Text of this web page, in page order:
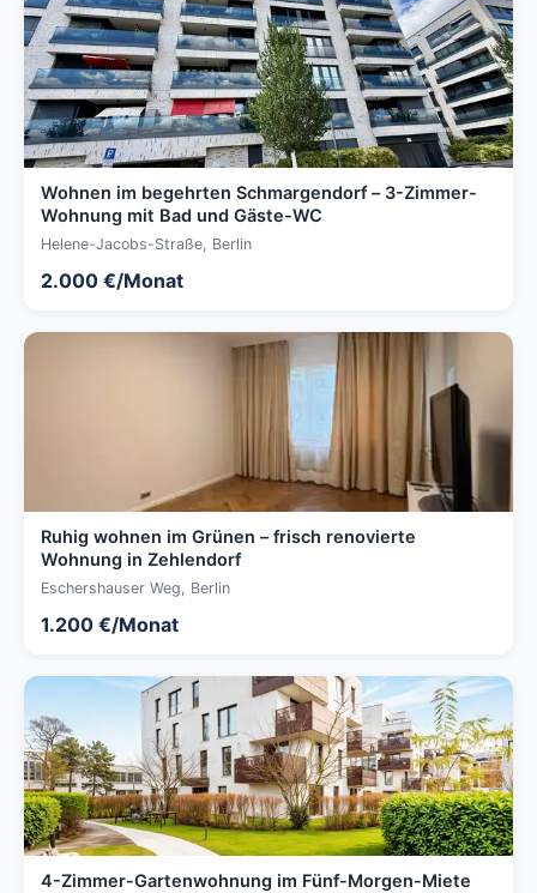
Wohnen im begehrten Schmargendorf – 3-Zimmer-
Wohnung mit Bad und Gäste-WC
Helene-Jacobs-Straße, Berlin
2.000 €/Monat
Ruhig wohnen im Grünen – frisch renovierte
Wohnung in Zehlendorf
Eschershauser Weg, Berlin
1.200 €/Monat
4-Zimmer-Gartenwohnung im Fünf-Morgen-Miete